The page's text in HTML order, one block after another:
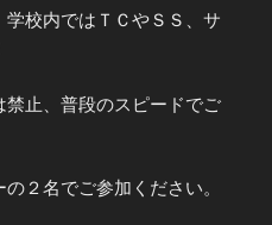
校内ではＴＣやＳＳ、サ
禁止、普段のスピードでご
２名でご参加ください。